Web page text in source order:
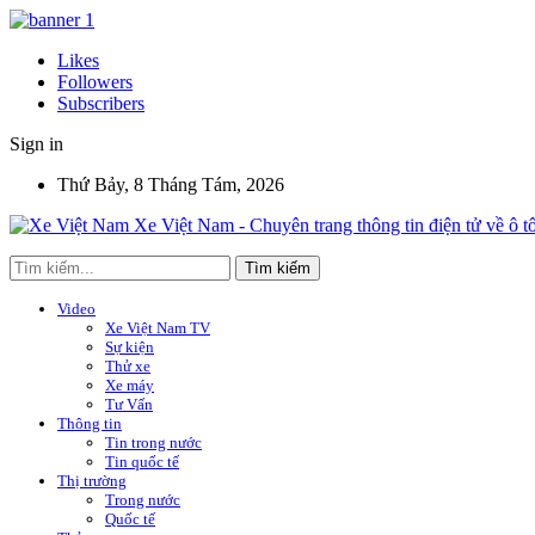
Likes
Followers
Subscribers
Sign in
Thứ Bảy, 8 Tháng Tám, 2026
Xe Việt Nam - Chuyên trang thông tin điện tử về ô
Video
Xe Việt Nam TV
Sự kiện
Thử xe
Xe máy
Tư Vấn
Thông tin
Tin trong nước
Tin quốc tế
Thị trường
Trong nước
Quốc tế